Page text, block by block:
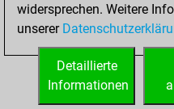
STARTSEITE
widersprechen. Weitere
unserer
Detaillierte
Informationen